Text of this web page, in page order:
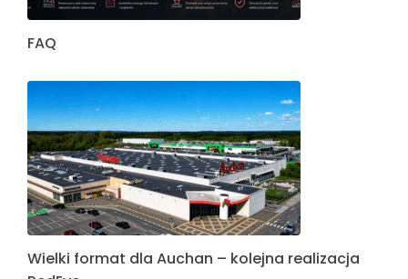
FAQ
Wielki format dla Auchan – kolejna realizacja